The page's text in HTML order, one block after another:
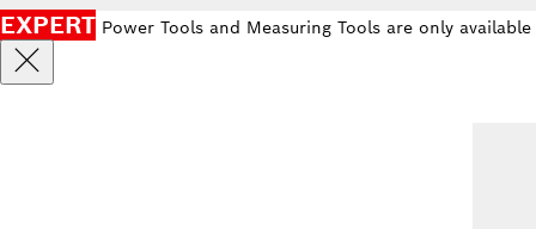
EXPERT Power Tools and Measuring Tools are only